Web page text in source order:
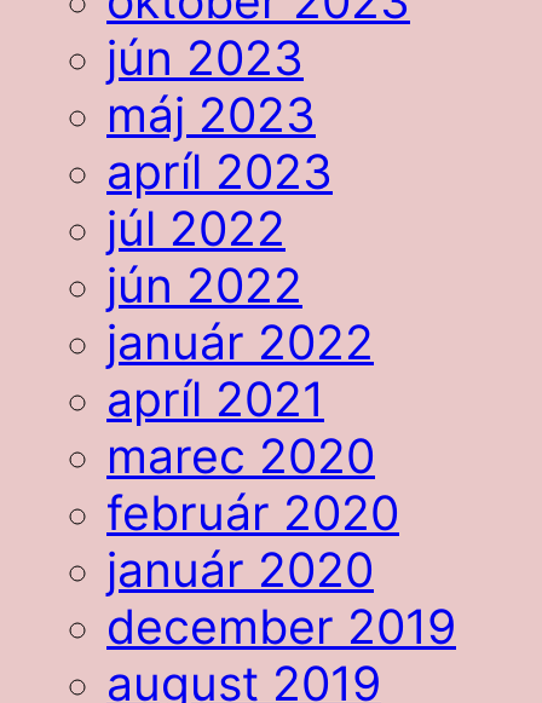
jún 2023
máj 2023
apríl 2023
júl 2022
jún 2022
január 2022
apríl 2021
marec 2020
február 2020
január 2020
december 2019
august 2019